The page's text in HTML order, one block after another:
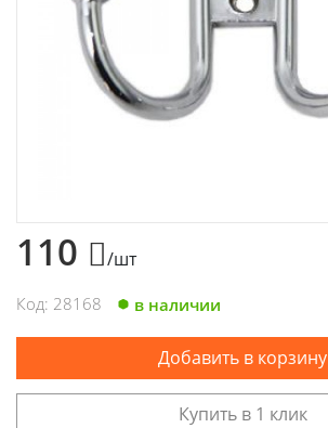
Хозтовары
Электроды и проволока
110 /шт
Код: 28168 в наличии
Добавить в корзину
Купить в 1 клик